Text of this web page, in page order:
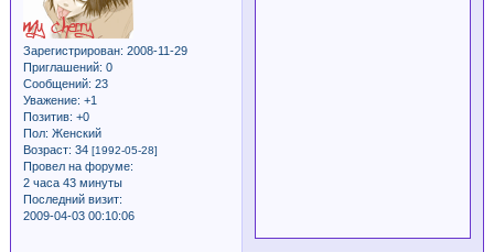
Зарегистрирован: 2008-11-29
Приглашений: 0
Сообщений: 23
Уважение: +1
Позитив: +0
Пол: Женский
Возраст: 34 [1992-05-28]
Провел на форуме:
2 часа 43 минуты
Последний визит:
2009-04-03 00:10:06